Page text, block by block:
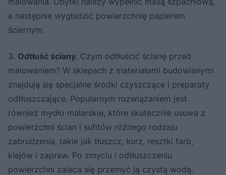
a następnie wygładzić powierzchnię papierem
ściernym.
3. Odtłuść ściany. Czym odtłuścić ścianę przed
malowaniem? W sklepach z materiałami budowlanymi
znajdują się specjalne środki czyszczące i preparaty
odtłuszczające. Popularnym rozwiązaniem jest
również mydło malarskie, które skutecznie usuwa z
powierzchni ścian i sufitów różnego rodzaju
zabrudzenia, takie jak tłuszcz, kurz, resztki farb,
klejów i zapraw. Po zmyciu i odtłuszczeniu
powierzchni zaleca się przemyć ją czystą wodą.